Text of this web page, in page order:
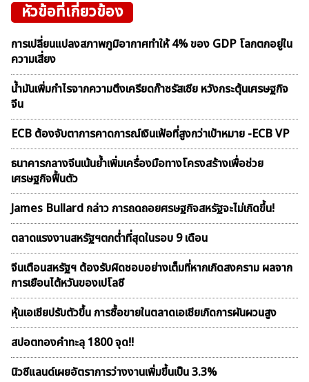
หัวข้อที่เกี่ยวข้อง
การเปลี่ยนแปลงสภาพภูมิอากาศทำให้ 4% ของ GDP โลกตกอยู่ใน
ความเสี่ยง
น้ำมันเพิ่มกำไรจากความตึงเครียดก๊าซรัสเซีย หวังกระตุ้นเศรษฐกิจ
จีน
ECB ต้องจับตาการคาดการณ์เงินเฟ้อที่สูงกว่าเป้าหมาย -ECB VP
ธนาคารกลางจีนเน้นย้ำเพิ่มเครื่องมือทางโครงสร้างเพื่อช่วย
เศรษฐกิจฟื้นตัว
James Bullard กล่าว การถดถอยศรษฐกิจสหรัฐจะไม่เกิดขึ้น!
ตลาดเเรงงานสหรัฐฯตกต่ำที่สุดในรอบ 9 เดือน
จีนเตือนสหรัฐฯ ต้องรับผิดชอบอย่างเต็มที่หากเกิดสงคราม ผลจาก
การเยือนไต้หวันของเปโลซี
หุ้นเอเชียปรับตัวขึ้น การซื้อขายในตลาดเอเชียเกิดการผันผวนสูง
สปอตทองคำทะลุ 1800 จุด!!
นิวซีแลนด์เผยอัตราการว่างงานเพิ่มขึ้นเป็น 3.3%